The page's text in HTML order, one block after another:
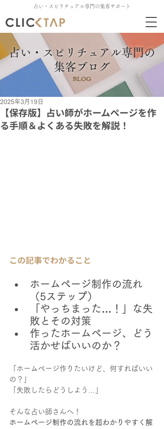
占い・スピリチュアル専門の集客サポート
占い・スピリチュアル専門の
集客ブログ
BLOG
【保存版】占い師がホームページを作
る手順＆よくある失敗を解説！
2025年3月19日
この記事でわかること
ホームページ制作の流れ
（5ステップ）
「やっちまった…！」な失
敗とその対策
作ったホームページ、どう
活かせばいいのか？
「ホームページ作りたいけど、何すればいい
の？」
「失敗したらどうしよう…」
そんな占い師さんへ！
ホームページ制作の流れを超わかりやすく解